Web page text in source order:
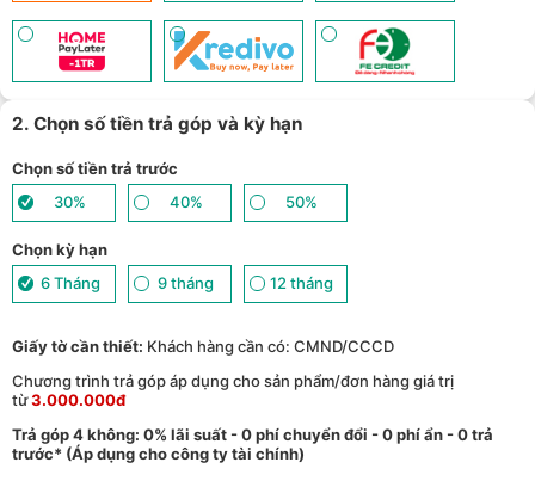
2. Chọn số tiền trả góp và kỳ hạn
Chọn số tiền trả trước
30%
40% 50%
Chọn kỳ hạn
6 Tháng
9 tháng 12 tháng
Giấy tờ cần thiết: Khách hàng cần có: CMND/CCCD
Chương trình trả góp áp dụng cho sản phẩm/đơn hàng giá trị
từ3.000.000đ
Trả góp 4 không: 0% lãi suất - 0 phí chuyển đổi - 0 phí ẩn - 0 trả
trước* (Áp dụng cho công ty tài chính)